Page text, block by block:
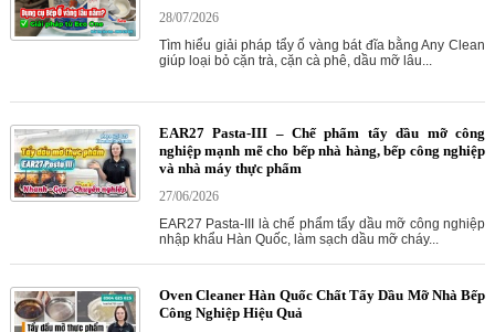
28/07/2026
Tìm hiểu giải pháp tẩy ố vàng bát đĩa bằng Any Clean
giúp loại bỏ cặn trà, cặn cà phê, dầu mỡ lâu...
EAR27 Pasta-III – Chế phẩm tẩy dầu mỡ công
nghiệp mạnh mẽ cho bếp nhà hàng, bếp công nghiệp
và nhà máy thực phẩm
27/06/2026
EAR27 Pasta-III là chế phẩm tẩy dầu mỡ công nghiệp
nhập khẩu Hàn Quốc, làm sạch dầu mỡ cháy...
Oven Cleaner Hàn Quốc Chất Tẩy Dầu Mỡ Nhà Bếp
Công Nghiệp Hiệu Quả